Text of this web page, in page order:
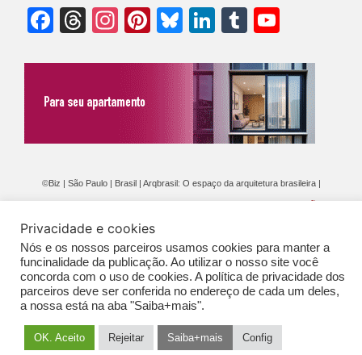
Facebook
Threads
Instagram
Pinterest
Bluesky
LinkedIn
Tumblr
©Biz | São Paulo | Brasil | Arqbrasil: O espaço da arquitetura brasileira |
GERAIS DE PUBLICAÇÃO (CGP
Privacidade e cookies
Nós e os nossos parceiros usamos cookies para manter a
funcinalidade da publicação. Ao utilizar o nosso site você
concorda com o uso de cookies. A política de privacidade dos
parceiros deve ser conferida no endereço de cada um deles,
a nossa está na aba "Saiba+mais".
OK. Aceito Rejeitar Saiba+mais Config